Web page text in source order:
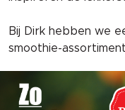
Bij Dirk hebben we
smoothie-